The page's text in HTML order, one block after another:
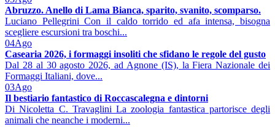
Abruzzo. Anello di Lama Bianca, sparito, svanito, scomparso.
Luciano Pellegrini Con il caldo torrido ed afa intensa, bisogna
scegliere escursioni tra boschi...
04Ago
Casearia 2026, i formaggi insoliti che sfidano le regole del gusto
Dal 28 al 30 agosto 2026, ad Agnone (IS), la Fiera Nazionale dei
Formaggi Italiani, dove...
03Ago
Il bestiario fantastico di Roccascalegna e dintorni
Di Nicoletta C. Travaglini La zoologia fantastica partorisce degli
animali che neanche i moderni...